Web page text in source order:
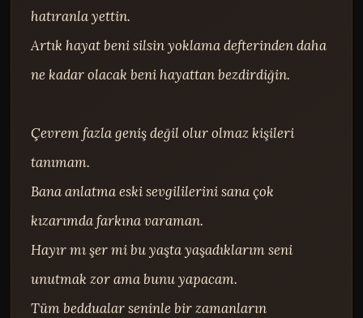
hatıranla yettin.
Artık hayat beni silsin yoklama defterinden daha
ne kadar olacak beni hayattan bezdirdiğin.
Çevrem fazla geniş değil olur olmaz kişileri
tanımam.
Bana anlatma eski sevgililerini sana çok
kızarımda farkına varaman.
Hayır mı şer mi bu yaşta yaşadıklarım seni
unutmak zor ama bunu yapacam.
Tüm beddualar seninle bir zamanların